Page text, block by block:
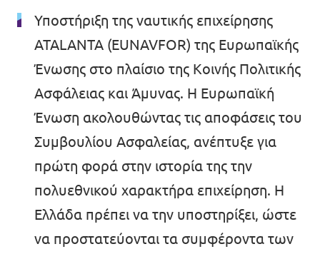
Βολτ Γαλλίας
Βόλτ Ηνωμένου Βασιλείου
Βολτ Πορτογαλίας
Ειδήσεις
Εκδηλώσεις
Οι άνθρωποι του Βολτ
Κάνε Δωρεά
Γίνε Φίλος
Υποστήριξη της ναυτικής επιχείρησης
ATALANTA (EUNAVFOR) της Ευρωπαϊκής
Ένωσης στο πλαίσιο της Κοινής Πολιτικής
Ασφάλειας και Άμυνας. Η Ευρωπαϊκή
Ένωση ακολουθώντας τις αποφάσεις του
Συμβουλίου Ασφαλείας, ανέπτυξε για
πρώτη φορά στην ιστορία της την
πολυεθνικού χαρακτήρα επιχείρηση. Η
Ελλάδα πρέπει να την υποστηρίξει, ώστε
να προστατεύονται τα συμφέροντα των